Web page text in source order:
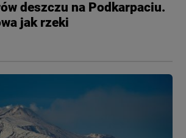
deszczu na Podkarpaciu.
jak rzeki